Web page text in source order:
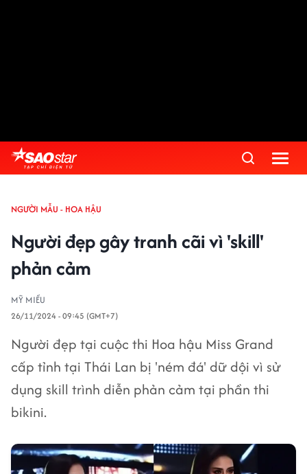
NGƯỜI MẪU - HOA HẬU
Người đẹp gây tranh cãi vì 'skill'
phản cảm
MỸ MIỀU
26/11/2024 - 09:45 (GMT+7)
Người đẹp tại cuộc thi Hoa hậu Miss Grand
cấp tỉnh tại Thái Lan bị 'ném đá' dữ dội vì sử
dụng skill trình diễn phản cảm tại phần thi
bikini.